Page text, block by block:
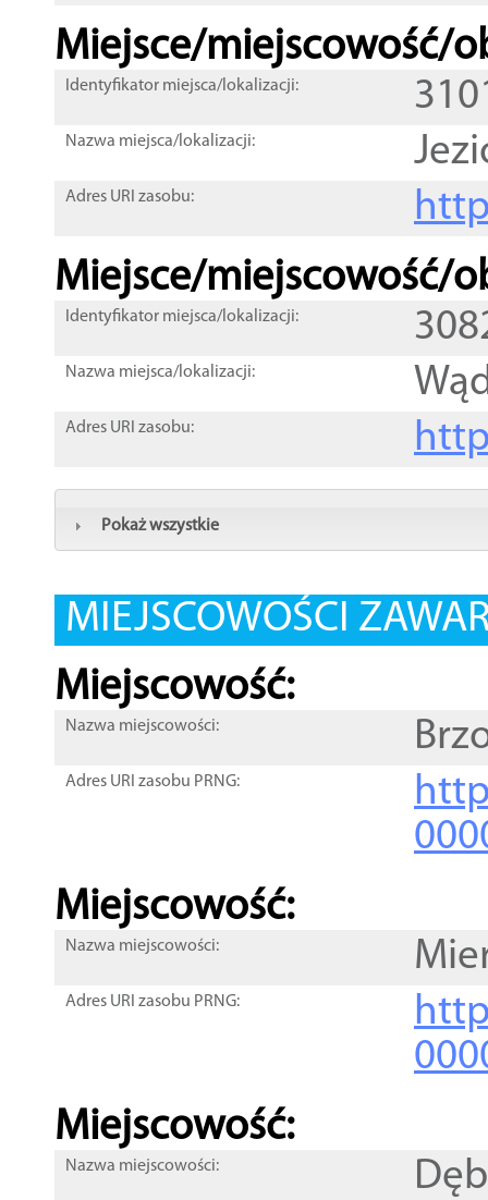
Miejsce/miejscowość/
Identyfikator miejsca/lokalizacji:
Nazwa miejsca/lokalizacji:
Adres URI zasobu:
Miejsce/miejscowość/
Identyfikator miejsca/lokalizacji:
Nazwa miejsca/lokalizacji:
Adres URI zasobu:
Pokaż wszystkie
MIEJSCOWOŚCI
Miejscowość:
Nazwa miejscowości:
Adres URI zasobu PRNG:
Miejscowość:
Nazwa miejscowości:
Adres URI zasobu PRNG:
Miejscowość:
Nazwa miejscowości: